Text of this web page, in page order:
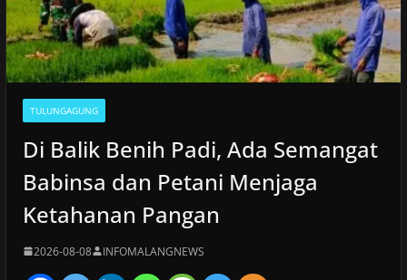
TULUNGAGUNG
Di Balik Benih Padi, Ada Semangat
Babinsa dan Petani Menjaga
Ketahanan Pangan
2026-08-08 INFOMALANGNEWS